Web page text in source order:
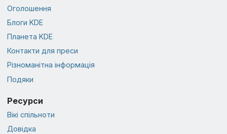
Оголошення
Блоги KDE
Планета KDE
Контакти для преси
Різноманітна інформація
Подяки
Ресурси
Вікі спільноти
Довідка